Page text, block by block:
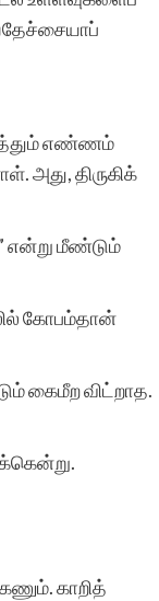
எண்ணம்
அது, திருகிக்
என்று மீண்டும்
கோபம்தான்
கைமீற விட்றாத.
காறித்